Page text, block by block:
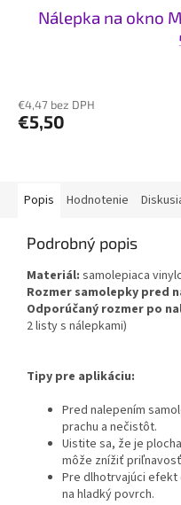
Nálepka na okno
€4,47 bez DPH
€5,50
Popis Hodnotenie
Podrobný popis
Materiál: samolepiaca
Rozmer samolepky pred
Odporúčaný rozmer po
2 listy s nálepkami)
Tipy pre aplikáciu:
Pred nalepením
prachu a nečistôt.
Uistite sa, že je
môže znížiť
Pre dlhotrvajúci
na hladký povrch.